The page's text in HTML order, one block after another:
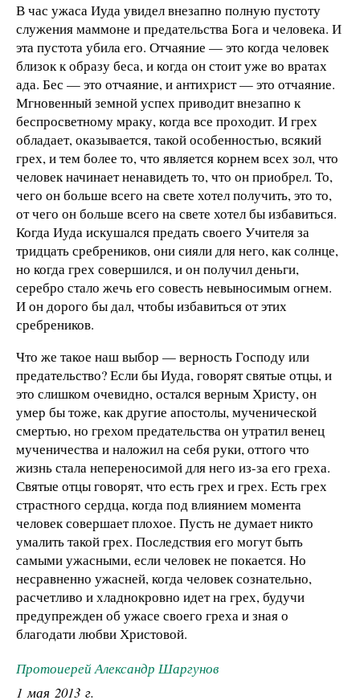
В час ужаса Иуда увидел внезапно полную пустоту
служения маммоне и предательства Бога и человека. И
эта пустота убила его. Отчаяние — это когда человек
близок к образу беса, и когда он стоит уже во вратах
ада. Бес — это отчаяние, и антихрист — это отчаяние.
Мгновенный земной успех приводит внезапно к
беспросветному мраку, когда все проходит. И грех
обладает, оказывается, такой особенностью, всякий
грех, и тем более то, что является корнем всех зол, что
человек начинает ненавидеть то, что он приобрел. То,
чего он больше всего на свете хотел получить, это то,
от чего он больше всего на свете хотел бы избавиться.
Когда Иуда искушался предать своего Учителя за
тридцать сребреников, они сияли для него, как солнце,
но когда грех совершился, и он получил деньги,
серебро стало жечь его совесть невыносимым огнем.
И он дорого бы дал, чтобы избавиться от этих
сребреников.
Что же такое наш выбор — верность Господу или
предательство? Если бы Иуда, говорят святые отцы, и
это слишком очевидно, остался верным Христу, он
умер бы тоже, как другие апостолы, мученической
смертью, но грехом предательства он утратил венец
мученичества и наложил на себя руки, оттого что
жизнь стала непереносимой для него из-за его греха.
Святые отцы говорят, что есть грех и грех. Есть грех
страстного сердца, когда под влиянием момента
человек совершает плохое. Пусть не думает никто
умалить такой грех. Последствия его могут быть
самыми ужасными, если человек не покается. Но
несравненно ужасней, когда человек сознательно,
расчетливо и хладнокровно идет на грех, будучи
предупрежден об ужасе своего греха и зная о
благодати любви Христовой.
Протоиерей Александр Шаргунов
1 мая 2013 г.